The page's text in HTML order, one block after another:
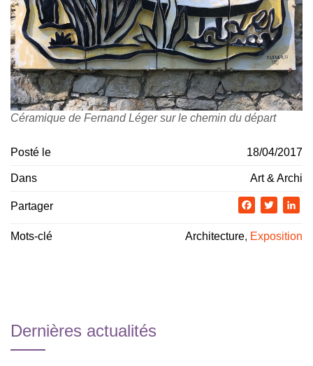
Céramique de Fernand Léger sur le chemin du départ
Posté le 18/04/2017
Dans Art & Archi
Partager Facebook
Twitter
Mots-clé Architecture, Exposition
Dernières actualités